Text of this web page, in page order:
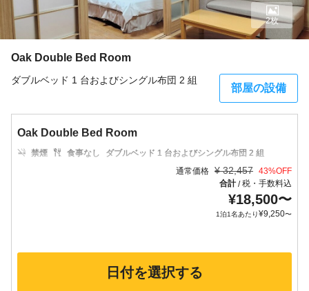
Oak Double Bed Room
ダブルベッド 1 台およびシングル布団 2 組
部屋の設備
2枚
Oak Double Bed Room
禁煙 食事なし
ダブルベッド 1 台およびシングル布団 2 組
通常価格 ¥ 32,457 43%OFF
合計/税・手数料込
¥18,500〜
1泊1名あたり¥9,250〜
日付を選択する